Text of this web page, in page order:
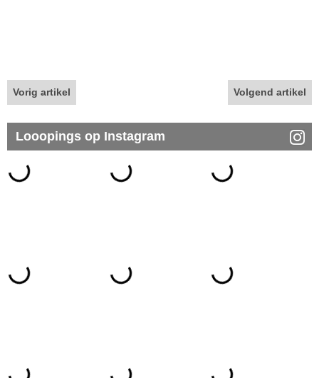
Vorig artikel Volgend artikel
Looopings op Instagram